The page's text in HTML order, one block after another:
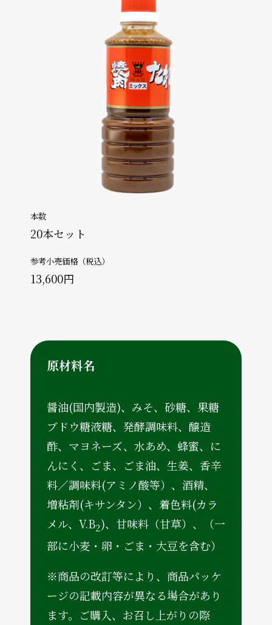
本数
20本セット
参考小売価格（税込）
13,600円
原材料名
醤油(国内製造)、みそ、砂糖、果糖
ブドウ糖液糖、発酵調味料、醸造
酢、マヨネーズ、水あめ、蜂蜜、に
んにく、ごま、ごま油、生姜、香辛
料／調味料(アミノ酸等）、酒精、
増粘剤(キサンタン）、着色料(カラ
メル、V.B2)、甘味料（甘草）、（一
部に小麦・卵・ごま・大豆を含む）
※商品の改訂等により、商品パッケ
ージの記載内容が異なる場合があり
ます。ご購入、お召し上がりの際